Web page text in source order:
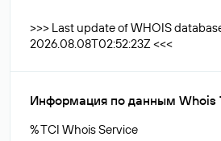
>>> Last update of WHOIS
2026.08.08T02:52:23Z <<<
Информация по данным
% TCI Whois Service